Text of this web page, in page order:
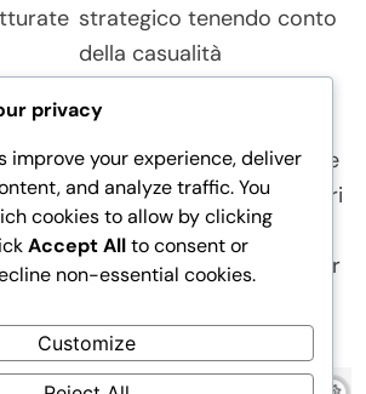
strategico tenendo conto
della casualità
dell’ordine di servizio
migliorare significativamente
di un giocatore. I giocatori
come l’ordine influisce
e adattarsi di conseguenza per
possibilità di successo.
privacy
improve your experience, deliver
and analyze traffic. You
cookies to allow by clicking
Accept Allto consent or
non-essential cookies.
Customize